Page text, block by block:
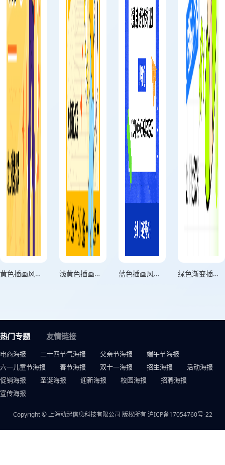
黄色插画风格社团招新开始啦横板社团招新海报 浅黄色插画风格社团招新啦因热爱而相遇横板社团招新海报 蓝色插画风格社团招新啦快报名加入我们竖版社团招新海报 绿色渐变插画风格新社团招新啦热爱就现在期待你到来横板社团招新海报
热门专题 友情链接
电商海报 二十四节气海报 父亲节海报
端午节海报
六一儿童节海报
春节海报 双十一海报 招生海报
活动海报
促销海报
圣诞海报 迎新海报 校园海报
招聘海报
宣传海报
Copyright © 上海动起信息科技有限公司 版权所有沪ICP备17054760号-22